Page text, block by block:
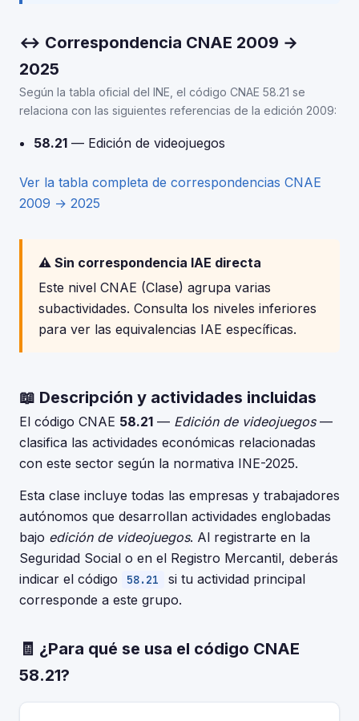
↔ Correspondencia CNAE 2009 →
2025
Según la tabla oficial del INE, el código CNAE 58.21 se
relaciona con las siguientes referencias de la edición 2009:
58.21— Edición de videojuegos
Ver la tabla completa de correspondencias CNAE
2009 → 2025
⚠️ Sin correspondencia IAE directa
Este nivel CNAE (Clase) agrupa varias
subactividades. Consulta los niveles inferiores
para ver las equivalencias IAE específicas.
📖 Descripción y actividades incluidas
El código CNAE 58.21 — Edición de videojuegos—
clasifica las actividades económicas relacionadas
con este sector según la normativa INE-2025.
Esta clase incluye todas las empresas y trabajadores
autónomos que desarrollan actividades englobadas
bajo edición de videojuegos. Al registrarte en la
Seguridad Social o en el Registro Mercantil, deberás
indicar el código
58.21
si tu actividad principal
corresponde a este grupo.
🧾 ¿Para qué se usa el código CNAE
58.21?